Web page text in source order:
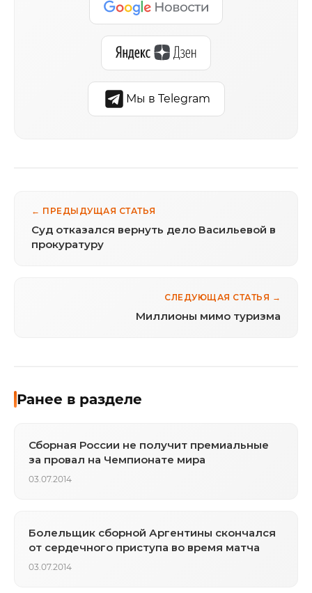
Мы в Telegram
← ПРЕДЫДУЩАЯ СТАТЬЯ
Суд отказался вернуть дело Васильевой в
прокуратуру
СЛЕДУЮЩАЯ СТАТЬЯ →
Миллионы мимо туризма
Ранее в разделе
Сборная России не получит премиальные
за провал на Чемпионате мира
03.07.2014
Болельщик сборной Аргентины скончался
от сердечного приступа во время матча
03.07.2014